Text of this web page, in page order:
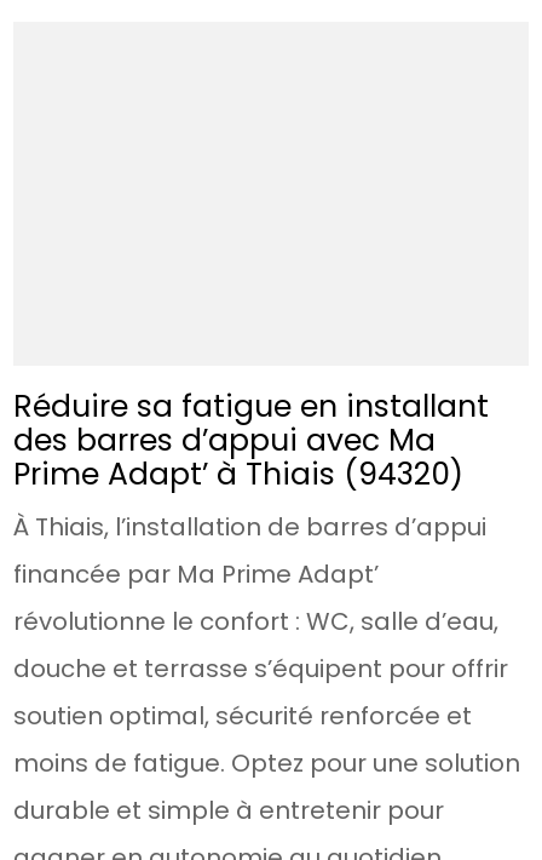
Réduire sa fatigue en installant
des barres d’appui avec Ma
Prime Adapt’ à Thiais (94320)
À Thiais, l’installation de barres d’appui
financée par Ma Prime Adapt’
révolutionne le confort : WC, salle d’eau,
douche et terrasse s’équipent pour offrir
soutien optimal, sécurité renforcée et
moins de fatigue. Optez pour une solution
durable et simple à entretenir pour